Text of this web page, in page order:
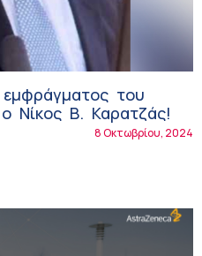
του
Νίκος Β. Καρατζάς!
8 Οκτωβρίου, 2024